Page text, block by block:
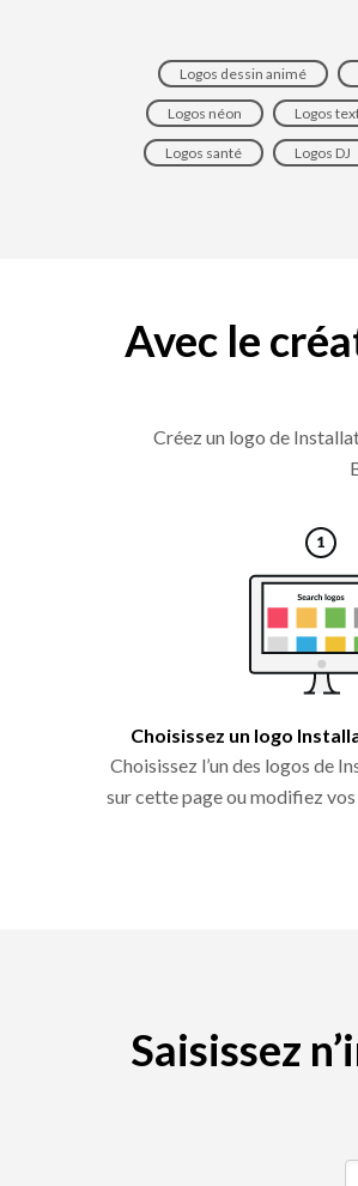
Logos dessin animé
Logos néon Logos
Logos santé Logos DJ
Avec le
Créez un logo de
Choisissez un logo
Choisissez l’un des logos de
sur cette page ou modifiez
Saisissez